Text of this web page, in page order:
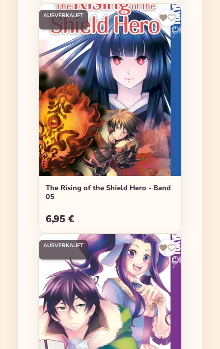
AUSVERKAUFT
The Rising of the Shield Hero - Band
05
Regulärer Preis:
6,95 €
AUSVERKAUFT